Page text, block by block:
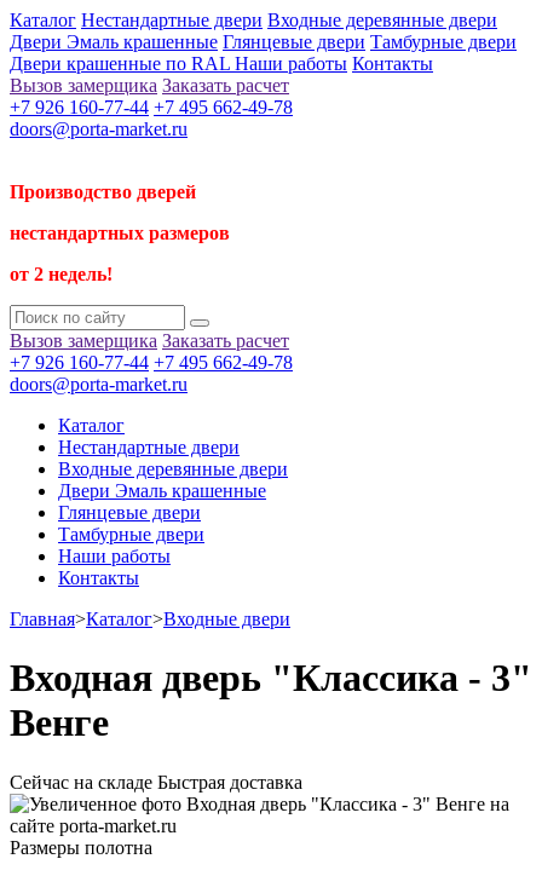
Каталог Нестандартные двери Входные деревянные двери
Двери Эмаль крашенные Глянцевые двери Тамбурные двери
Двери крашенные по RAL Наши работы Контакты
Вызов замерщика Заказать расчет
+7 926 160-77-44 +7 495 662-49-78
doors@porta-market.ru
Производство дверей
нестандартных размеров
от 2 недель!
Вызов замерщика Заказать расчет
+7 926 160-77-44 +7 495 662-49-78
doors@porta-market.ru
Каталог
Нестандартные двери
Входные деревянные двери
Двери Эмаль крашенные
Глянцевые двери
Тамбурные двери
Наши работы
Контакты
Главная>Каталог>Входные двери
Входная дверь "Классика - 3"
Венге
Сейчас на складе Быстрая доставка
Размеры полотна